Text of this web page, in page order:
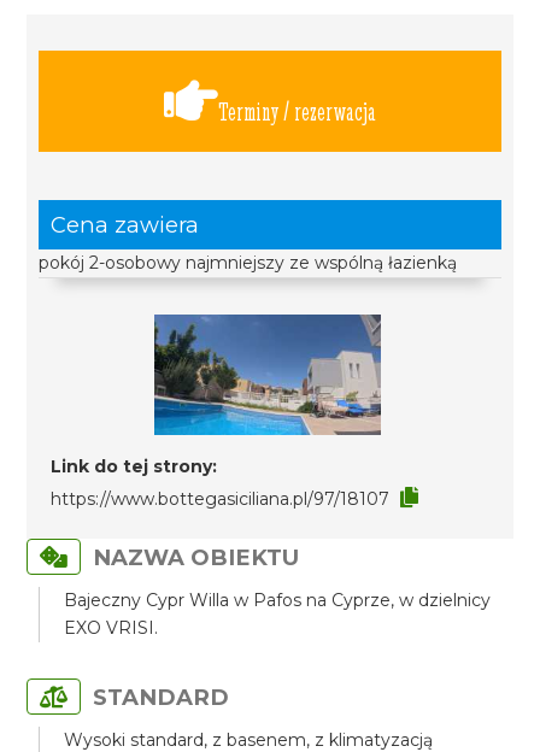
Terminy / rezerwacja
Cena zawiera
pokój 2-osobowy najmniejszy ze wspólną łazienką
Link do tej strony:
https://www.bottegasiciliana.pl/97/18107
NAZWA OBIEKTU
Bajeczny Cypr Willa w Pafos na Cyprze, w dzielnicy
EXO VRISI.
STANDARD
Wysoki standard, z basenem, z klimatyzacją